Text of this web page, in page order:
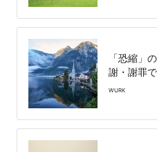
「恐縮」
謝・謝罪
WURK